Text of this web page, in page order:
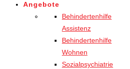
Angebote
Behindertenhilfe
Assistenz
Behindertenhilfe
Wohnen
Sozialpsychiatrie